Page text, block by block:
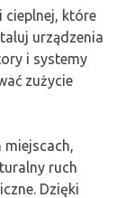
cieplnej, które
urządzenia
i systemy
zużycie
ruch
Dzięki